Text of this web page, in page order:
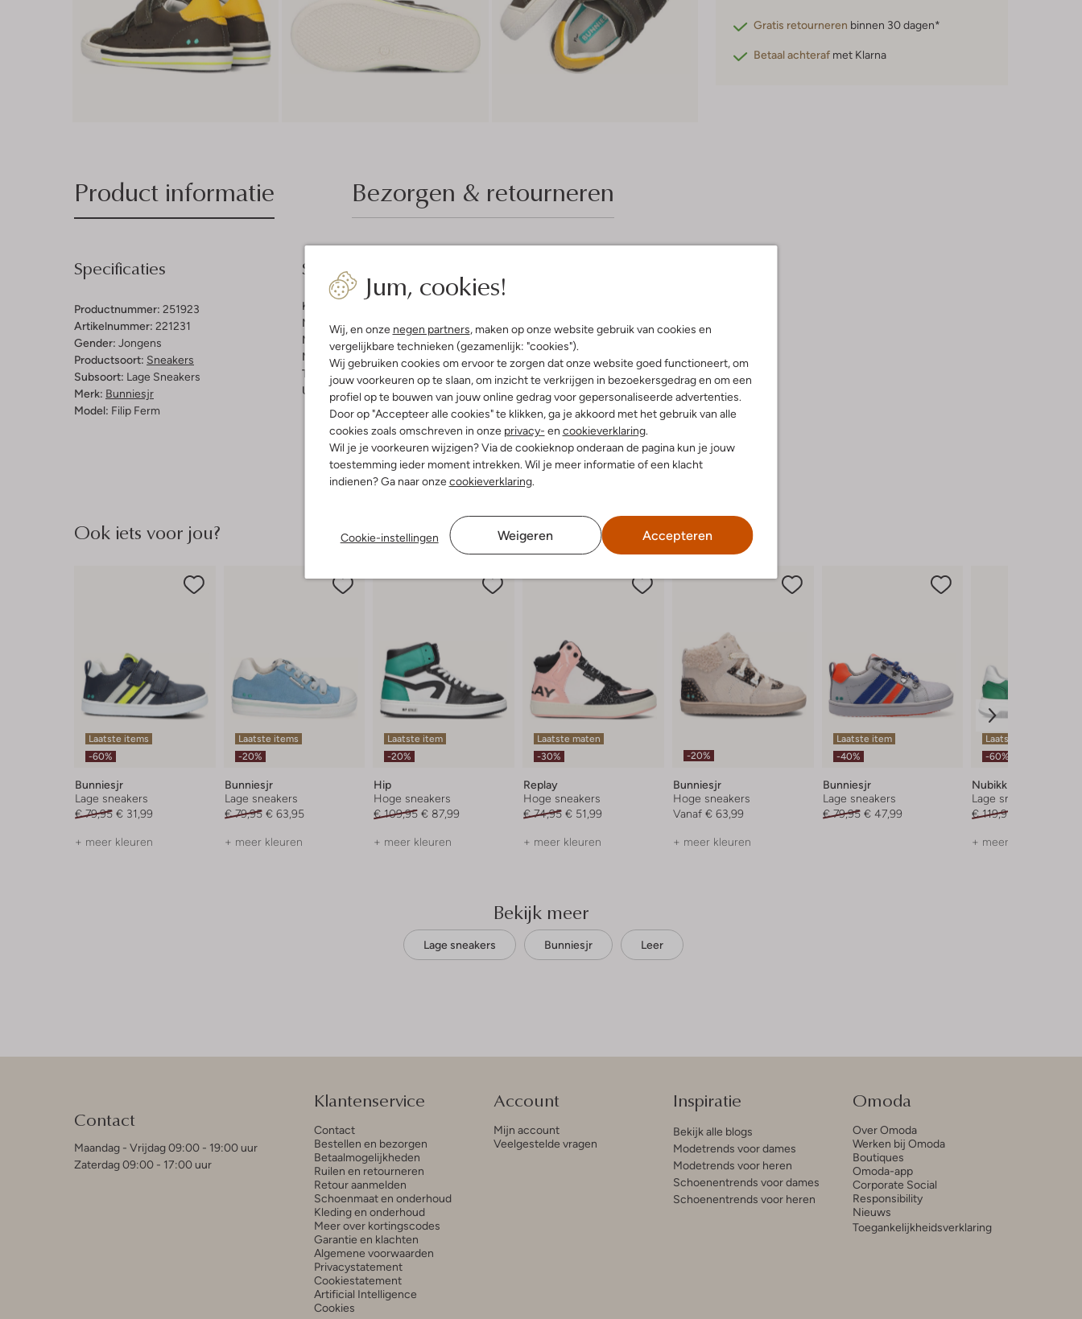
Jum, cookies!
Wij, en onze negen partners, maken op onze website gebruik van cookies en
vergelijkbare technieken (gezamenlijk: "cookies").
Wij gebruiken cookies om ervoor te zorgen dat onze website goed functioneert, om
jouw voorkeuren op te slaan, om inzicht te verkrijgen in bezoekersgedrag en om een
profiel op te bouwen van jouw online gedrag voor gepersonaliseerde advertenties.
Door op "Accepteer alle cookies" te klikken, ga je akkoord met het gebruik van alle
cookies zoals omschreven in onze privacy- en cookieverklaring.
Wil je je voorkeuren wijzigen? Via de cookieknop onderaan de pagina kun je jouw
toestemming ieder moment intrekken. Wil je meer informatie of een klacht
indienen? Ga naar onzecookieverklaring.
Cookie-instellingen Weigeren Accepteren
Gratis retourneren binnen 30 dagen*
Betaal achteraf met Klarna
Product informatie Bezorgen & retourneren
Specificaties
Productnummer: 251923
Artikelnummer: 221231
Gender: Jongens
Productsoort: Sneakers
Subsoort: Lage Sneakers
Merk: Bunniesjr
Model: Filip Ferm
Samenstelling & Pasvorm
Kleur:
Materiaal buitenkant:
Materiaal binnenkant: Leer
Materiaal zool:
Rubber
Type sluiting:
Klittenband
Uitneembaar voetbed:
Ja
Ook iets voor jou?
Laatste items
-60%
Bunniesjr
Lage sneakers
€ 79,95 € 31,99
+ meer kleuren
Laatste items
-20%
Bunniesjr
Lage sneakers
€ 79,95 € 63,95
+ meer kleuren
Laatste item
-20%
Hip
Hoge sneakers
€ 109,95 € 87,99
+ meer kleuren
Laatste maten
-30%
Replay
Hoge sneakers
€ 74,95 € 51,99
+ meer kleuren
-20%
Bunniesjr
Hoge sneakers
Vanaf € 63,99
+ meer kleuren
Laatste item
-40%
Bunniesjr
Lage sneakers
€ 79,95 € 47,99
Laatste maten
-60%
Nubikk
Lage sneakers
€ 119,95
+ meer kleuren
Bekijk meer
Lage sneakers Bunniesjr Leer
Contact
Maandag - Vrijdag 09:00 - 19:00 uur
Zaterdag 09:00 - 17:00 uur
Klantenservice
Contact
Bestellen en bezorgen
Betaalmogelijkheden
Ruilen en retourneren
Retour aanmelden
Schoenmaat en onderhoud
Kleding en onderhoud
Meer over kortingscodes
Garantie en klachten
Algemene voorwaarden
Privacystatement
Cookiestatement
Artificial Intelligence
Cookies
Account
Mijn account
Veelgestelde vragen
Inspiratie
Bekijk alle blogs
Modetrends voor dames
Modetrends voor heren
Schoenentrends voor dames
Schoenentrends voor heren
Omoda
Over Omoda
Werken bij Omoda
Boutiques
Omoda-app
Corporate Social
Responsibility
Nieuws
Toegankelijkheidsverklaring